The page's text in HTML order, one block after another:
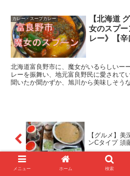
カレー・スープカレー
【北海道
女のスプー
レー》【辛
北海道富良野市に、魔女がいるらしいー
レーを振舞い、地元富良野民に愛されて
聞いたか聞かずか、旭川から美味しそう
【グルメ】
ンCタイプ 須
メニュー ホーム 検索